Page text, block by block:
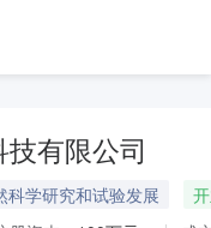
有限公司
科学研究和试验发展